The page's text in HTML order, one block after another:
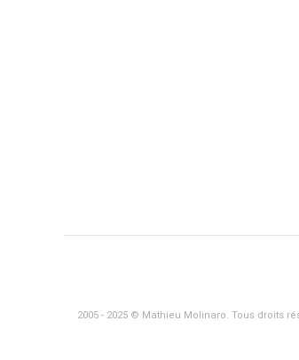
2005 - 2025 © Mathieu Molinaro. Tous droits